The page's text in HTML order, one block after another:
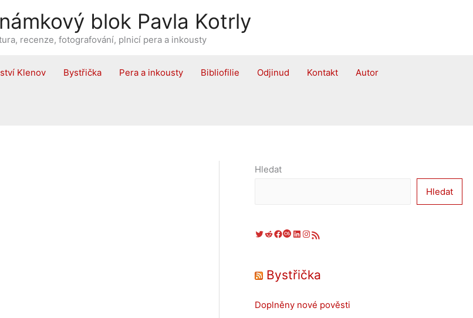
blok Pavla Kotrly
recenze, fotografování, plnicí pera a inkousty
Klenov Bystřička Pera a inkousty Bibliofilie Odjinud Kontakt Autor
Hledat
Hledat
Twitter Reddit Facebook Last.fm LinkedIn Instagram RSS zdroj
Bystřička
Doplněny nové pověsti